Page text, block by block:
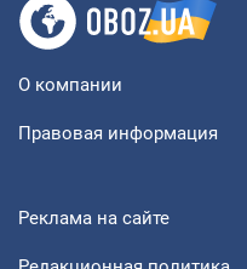
О компании
Правовая информация
Реклама на сайте